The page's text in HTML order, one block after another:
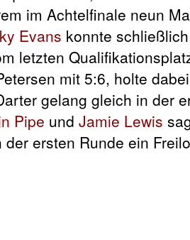
im Achtelfinale neun
Evans konnte
letzten
mit 5:6, holte
gelang gleich in der
Pipe und Jamie Lewis
ersten Runde ein